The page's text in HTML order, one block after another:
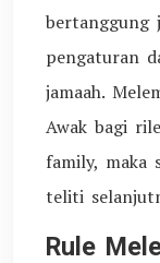
bertanggung
pengaturan
jamaah.
Awak bagi
family, maka
teliti
Rule